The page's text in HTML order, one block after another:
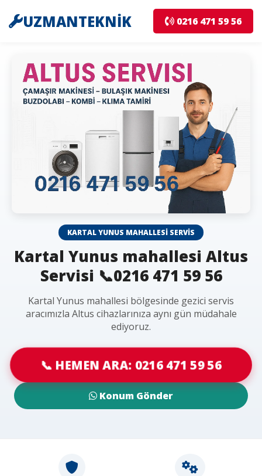
UZMANTEKNİK 0216 471 59 56
KARTAL YUNUS MAHALLESI SERVIS
Kartal Yunus mahallesi Altus
Servisi 📞0216 471 59 56
Kartal Yunus mahallesi bölgesinde gezici servis
aracımızla Altus cihazlarınıza aynı gün müdahale
ediyoruz.
📞 HEMEN ARA: 0216 471 59 56
Konum Gönder